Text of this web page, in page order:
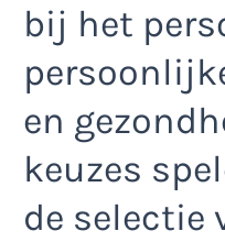
bij het
en
keuzes
de selectie